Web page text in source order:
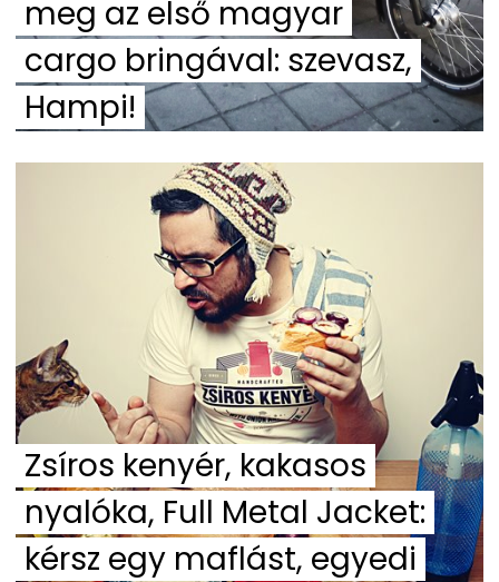
meg az első magyar
cargo bringával: szevasz,
Hampi!
Zsíros kenyér, kakasos
nyalóka, Full Metal Jacket:
kérsz egy maflást, egyedi